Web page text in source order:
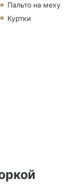
Пальто на меху
Куртки